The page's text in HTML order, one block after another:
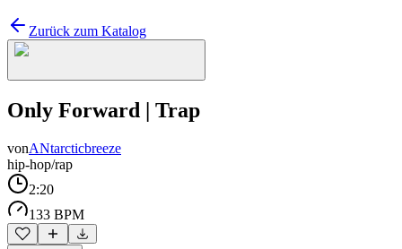
Zurück zum Katalog
Only Forward | Trap
vonANtarcticbreeze
hip-hop/rap
2:20
133 BPM